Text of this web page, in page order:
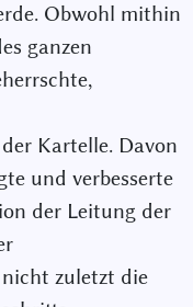
Obwohl mithin
ganzen
Kartelle. Davon
und verbesserte
der Leitung der
zuletzt die